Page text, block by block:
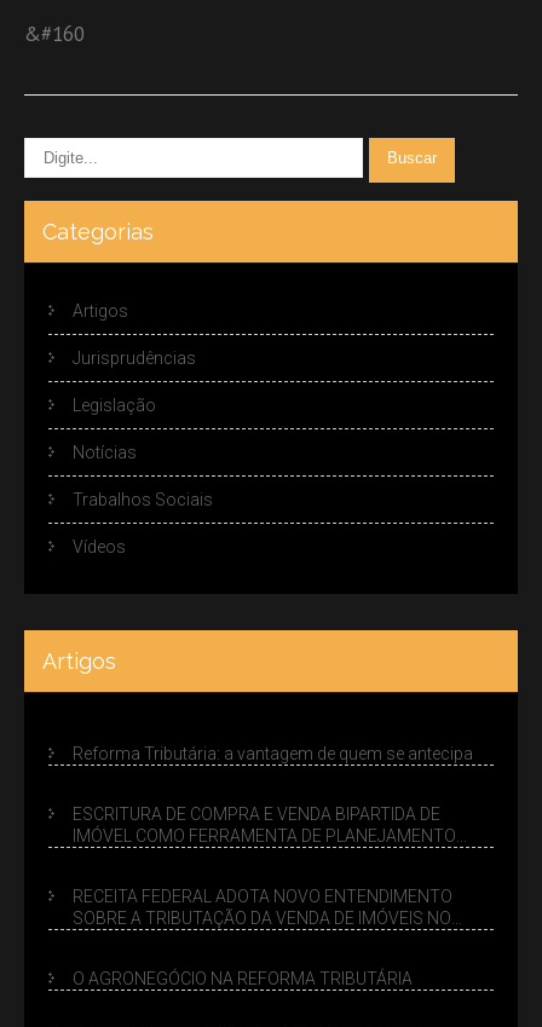
&#160
Categorias
Artigos
Jurisprudências
Legislação
Notícias
Trabalhos Sociais
Vídeos
Artigos
Reforma Tributária: a vantagem de quem se antecipa
ESCRITURA DE COMPRA E VENDA BIPARTIDA DE
IMÓVEL COMO FERRAMENTA DE PLANEJAMENTO
RECEITA FEDERAL ADOTA NOVO ENTENDIMENTO
SOBRE A TRIBUTAÇÃO DA VENDA DE IMÓVEIS NO
O AGRONEGÓCIO NA REFORMA TRIBUTÁRIA